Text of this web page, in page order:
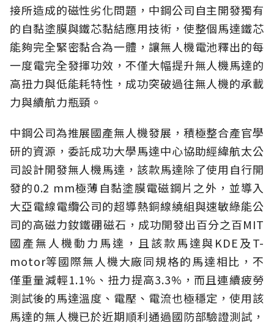
接所造成的磁性劣化問題，中鋼公司自主開發獨有
的自黏塗膜與鐵芯黏結應用技術，使整個馬達鐵芯
能夠完全緊密黏合為一體，讓無人機電池釋出的每
一度電完全發揮功效，不僅大幅提升無人機馬達的
高扭力與低能耗特性，成功突破過往無人機的承載
力與續航力瓶頸。
中鋼公司為推展國產無人機發展，積極整合產官學
研的資源，委託成功大學馬達中心協助經緯航太公
司設計開發無人機馬達，該款馬達除了使用自行開
發的0.2 mm極薄自黏塗膜電磁鋼片之外，並導入
大亞電線電纜公司的超導熱銅線繞組與速敏綠能公
司的高磁力釹鐵硼磁石，成功開發出百分之百MIT
國產無人機動力馬達，且該款馬達與KDE及T-
motor等國際無人機大廠同規格的馬達相比，不
僅重量減輕1.1%、扭力提高3.3%，而且連續疲勞
測試後的馬達溫度、電壓、電流也極穩定，使用該
馬達的無人機已於近期順利通過國防部驗證測試，